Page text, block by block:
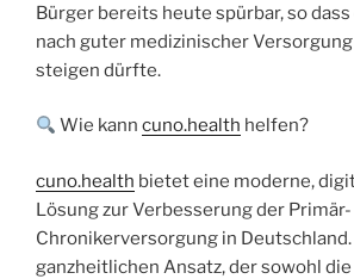
Bürger bereits heute spürbar, so
nach guter medizinischer
steigen dürfte.
Wie kanncuno.health helfen?
cuno.health bietet eine moderne,
Lösung zur Verbesserung der Primär-
Chronikerversorgung in
ganzheitlichen Ansatz, der sowohl